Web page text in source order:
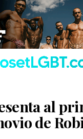
al
de